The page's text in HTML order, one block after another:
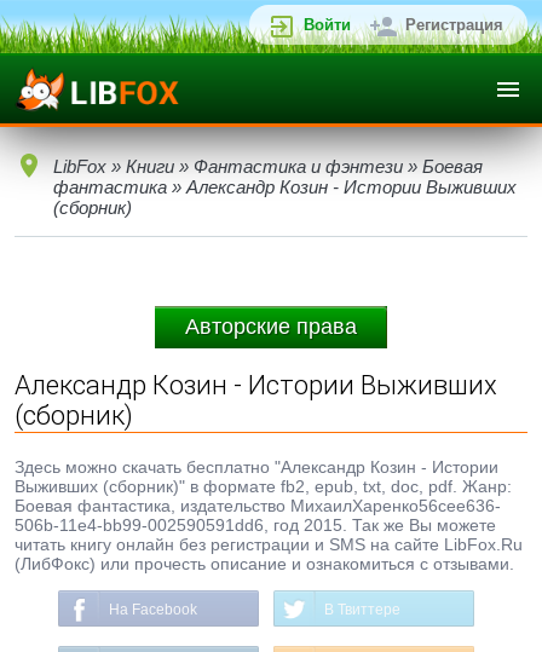
Войти Регистрация
LibFox » Книги » Фантастика и фэнтези » Боевая
фантастика » Александр Козин - Истории Выживших
(сборник)
Авторские права
Александр Козин - Истории Выживших
(сборник)
Здесь можно скачать бесплатно "Александр Козин - Истории
Выживших (сборник)" в формате fb2, epub, txt, doc, pdf. Жанр:
Боевая фантастика, издательство МихаилХаренко56cee636-
506b-11e4-bb99-002590591dd6, год 2015. Так же Вы можете
читать книгу онлайн без регистрации и SMS на сайте LibFox.Ru
(ЛибФокс) или прочесть описание и ознакомиться с отзывами.
На Facebook В Твиттере